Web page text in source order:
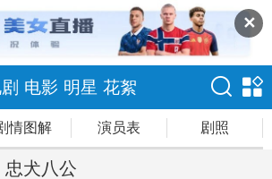
✕
电影 明星 花絮
情图解 演员表 剧照
忠犬八公